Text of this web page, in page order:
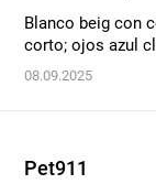
Blanco beig con
corto; ojos azul
08.09.2025
Pet911